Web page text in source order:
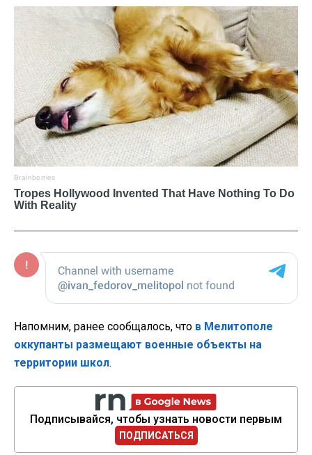
Напомним, ранее сообщалось, что в Мелитополе
оккупанты размещают военные объекты на
территории школ.
Подписывайся, чтобы узнать новости первым
ПОДПИСАТЬСЯ